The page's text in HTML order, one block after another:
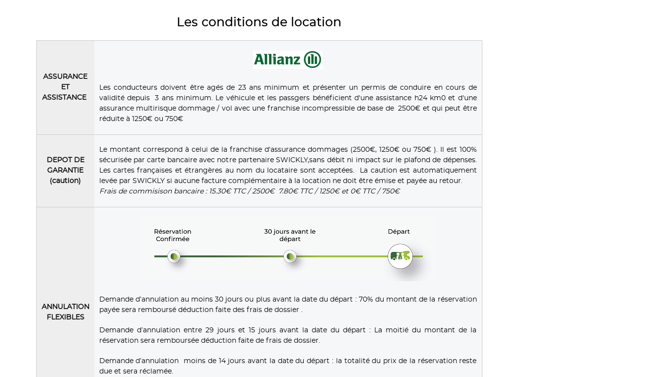
Les conditions de location
ASSURANCE
ET
ASSISTANCE
Les conducteurs doivent être agés de 23 ans minimum et présenter un permis de conduire en cours de
validité depuis 3 ans minimum. Le véhicule et les passgers bénéficient d'une assistance h24 km0 et d'une
assurance multirisque dommage / vol avec une franchise incompressible de base de 2500€ et qui peut être
réduite à 1250€ ou 750€
DEPOT DE
GARANTIE
(caution)
Le montant correspond à celui de la franchise d'assurance dommages (2500€, 1250€ ou 750€ ). Il est 100%
sécurisée par carte bancaire avec notre partenaire SWICKLY,sans débit ni impact sur le plafond de dépenses.
Les cartes françaises et étrangères au nom du locataire sont acceptées. La caution est automatiquement
levée par SWICKLY si aucune facture complémentaire à la location ne doit être émise et payée au retour.
Frais de commisison bancaire : 15.30€ TTC / 2500€ 7.80€ TTC / 1250€ et 0€ TTC / 750€
ANNULATION
FLEXIBLES
Demande d’annulation au moins 30 jours ou plus avant la date du départ : 70% du montant de la réservation
payée sera remboursé déduction faite des frais de dossier .
Demande d’annulation entre 29 jours et 15 jours avant la date du départ : La moitié du montant de la
réservation sera remboursée déduction faite de frais de dossier.
Demande d’annulation moins de 14 jours avant la date du départ : la totalité du prix de la réservation reste
due et sera réclamée.